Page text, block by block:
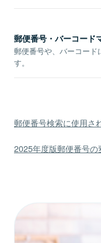
郵便番号・バーコード
郵便番号や、バーコード
す。
郵便番号検索に使用さ
2025年度版郵便番号の